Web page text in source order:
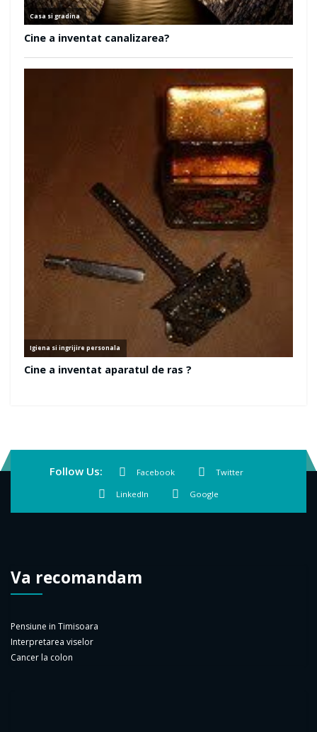
Follow Us: Facebook Twitter
LinkedIn Google
Va recomandam
Pensiune in Timisoara
Interpretarea viselor
Cancer la colon